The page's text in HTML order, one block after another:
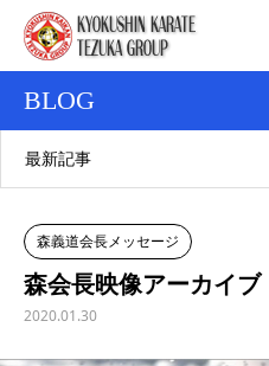
BLOG
最新記事
森義道会長メッセージ
森会長映像アーカイブ
2020.01.30